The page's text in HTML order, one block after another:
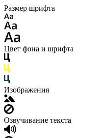
Размер шрифта
Цвет фона и шрифта
Изображения
Озвучивание текста